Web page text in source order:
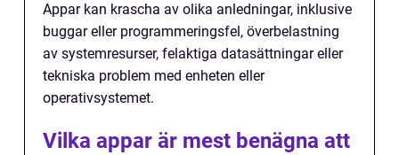
Appar kan krascha av olika anledningar, inklusive
buggar eller programmeringsfel, överbelastning
av systemresurser, felaktiga datasättningar eller
tekniska problem med enheten eller
operativsystemet.
Vilka appar är mest benägna att